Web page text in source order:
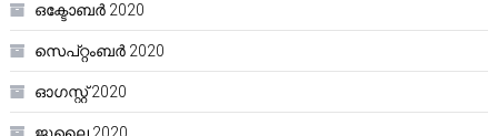
ഒക്ടോബർ 2020
സെപ്റ്റംബർ 2020
ഓഗസ്റ്റ്‌ 2020